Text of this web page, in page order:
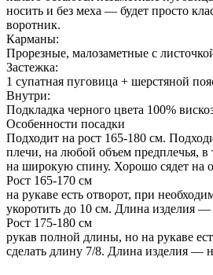
носить и без меха — будет просто
воротник.
Карманы:
Прорезные, малозаметные с
Застежка:
1 супатная пуговица + шерстяной
Внутри:
Подкладка черного цвета 100%
Особенности посадки
Подходит на рост 165-180 см.
плечи, на любой объем предплечья,
на широкую спину. Хорошо сядет на
Рост 165-170 см
на рукаве есть отворот, при
укоротить до 10 см. Длина изделия
Рост 175-180 см
рукав полной длины, но на рукаве
сделать длину 7/8. Длина изделия —